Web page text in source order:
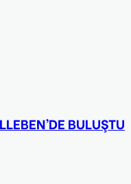
BULUŞTU